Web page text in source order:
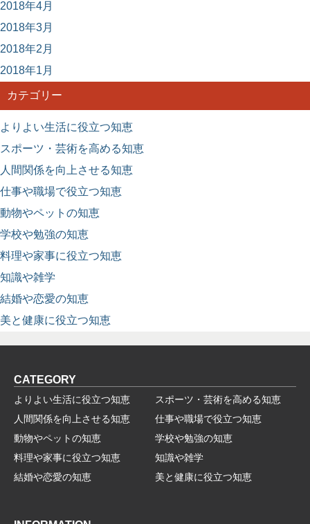
2018年4月
2018年3月
2018年2月
2018年1月
カテゴリー
よりよい生活に役立つ知恵
スポーツ・芸術を高める知恵
人間関係を向上させる知恵
仕事や職場で役立つ知恵
動物やペットの知恵
学校や勉強の知恵
料理や家事に役立つ知恵
知識や雑学
結婚や恋愛の知恵
美と健康に役立つ知恵
CATEGORY
よりよい生活に役立つ知恵
スポーツ・芸術を高める知恵
人間関係を向上させる知恵
仕事や職場で役立つ知恵
動物やペットの知恵
学校や勉強の知恵
料理や家事に役立つ知恵
知識や雑学
結婚や恋愛の知恵
美と健康に役立つ知恵